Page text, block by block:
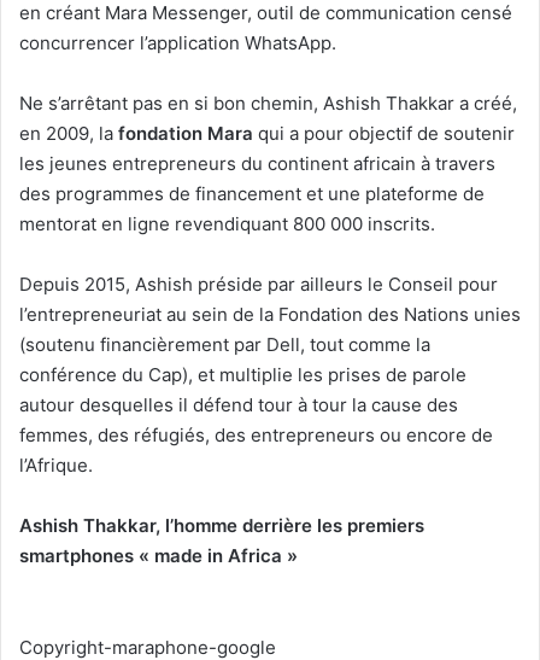
en créant Mara Messenger, outil de communication censé
concurrencer l’application WhatsApp.
Ne s’arrêtant pas en si bon chemin, Ashish Thakkar a créé,
en 2009, la fondation Mara qui a pour objectif de soutenir
les jeunes entrepreneurs du continent africain à travers
des programmes de financement et une plateforme de
mentorat en ligne revendiquant 800 000 inscrits.
Depuis 2015, Ashish préside par ailleurs le Conseil pour
l’entrepreneuriat au sein de la Fondation des Nations unies
(soutenu financièrement par Dell, tout comme la
conférence du Cap), et multiplie les prises de parole
autour desquelles il défend tour à tour la cause des
femmes, des réfugiés, des entrepreneurs ou encore de
l’Afrique.
Ashish Thakkar, l’homme derrière les premiers
smartphones « made in Africa »
Copyright-maraphone-google